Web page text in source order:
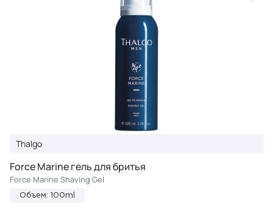
Thalgo
Force Marine гель для бритья
Force Marine Shaving Gel
Объем: 100ml